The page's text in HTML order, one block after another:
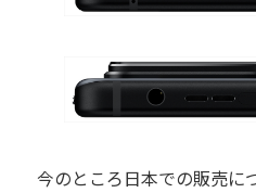
今のところ日本での販売に